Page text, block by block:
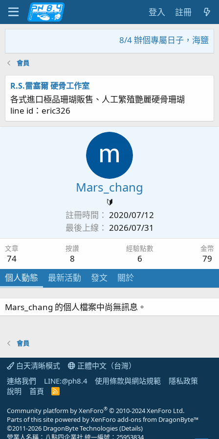
登入 註冊
8/4 辦個專屬日子，海鹽
會員
R.S.雷塞爾 硬骨工作室
各式進口極品珊瑚販售、人工繁殖艷麗硬骨珊瑚
line id：eric326
Mars_chang
🔰
註冊時間
2020/07/12
最後上線
2026/07/31
文章
74
按讚
8
經驗點數
6
金幣
79
個人動態
最新活動 發文 關於
Mars_chang 的個人檔案中尚無訊息。
會員
白天清晰模式
正體中文（台灣）
連絡我們
LINE:@ph8.4 使用條款與網站規範
隱私政策
說明
首頁
R
Community platform by XenForo® © 2010-2024 XenForo Ltd.
Parts of this site powered byXenForo add-ons from DragonByte™
©2011-2026 DragonByte Technologies(Details)
營業人名稱：八點四企業社 統一編號：25953834